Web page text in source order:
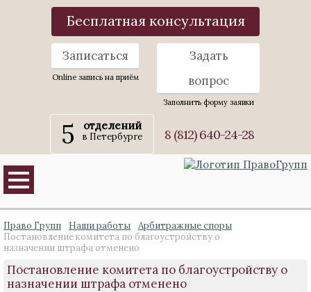
Бесплатная консультация
Записаться
Online запись на приём
Задать
вопрос
Заполнить форму заявки
5 отделений
в Петербурге 8 (812) 640-24-28
Право Групп Наши работы
Арбитражные споры
Постановление комитета по благоустройству о
назначении штрафа отменено
Постановление комитета по благоустройству о
назначении штрафа отменено